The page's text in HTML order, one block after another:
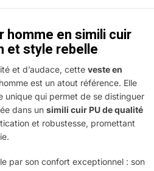
homme en simili cuir
et style rebelle
et d’audace, cette veste en
est un atout référence. Elle
unique qui permet de se distinguer
dans un simili cuir PU de qualité
et robustesse, promettant
par son confort exceptionnel : son